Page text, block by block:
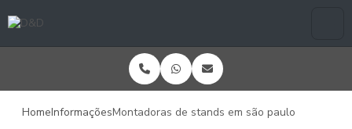
HomeInformaçõesMontadoras de stands em são paulo